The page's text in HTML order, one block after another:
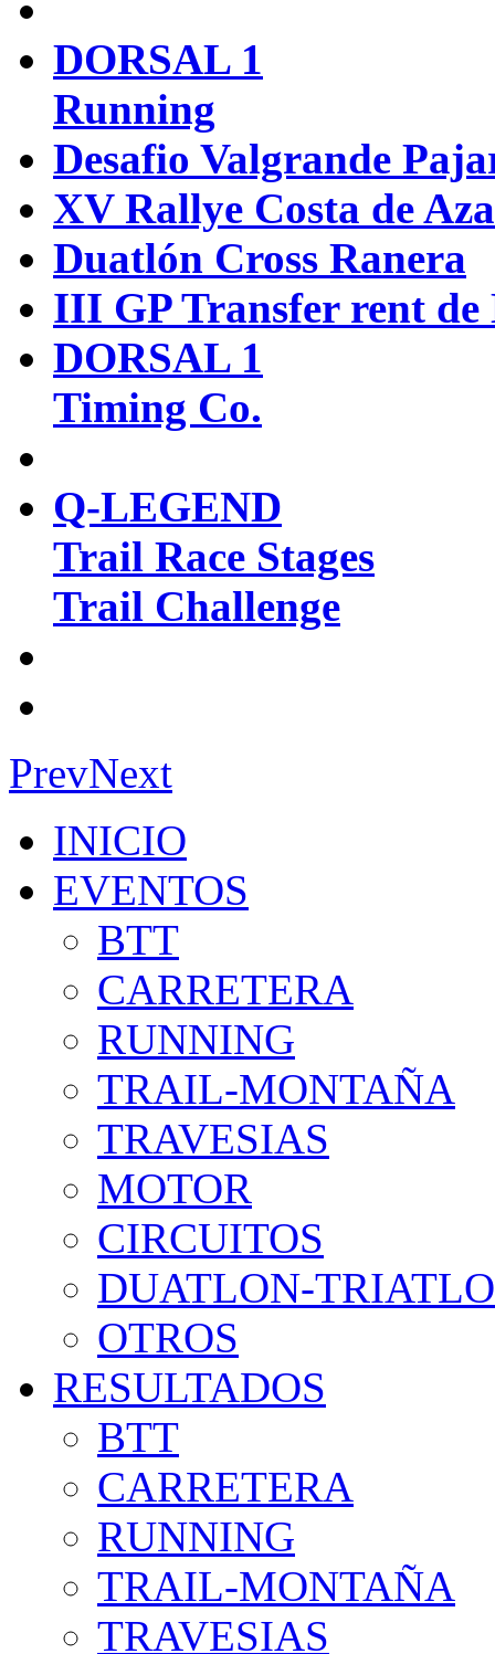
DORSAL 1
Running
Desafio Valgrande
XV Rallye Costa de
Duatlón Cross Ranera
III GP Transfer rent de
DORSAL 1
Timing Co.
Q-LEGEND
Trail Race Stages
Trail Challenge
PrevNext
INICIO
EVENTOS
BTT
CARRETERA
RUNNING
TRAIL-MONTAÑA
TRAVESIAS
MOTOR
CIRCUITOS
DUATLON-
OTROS
RESULTADOS
BTT
CARRETERA
RUNNING
TRAIL-MONTAÑA
TRAVESIAS